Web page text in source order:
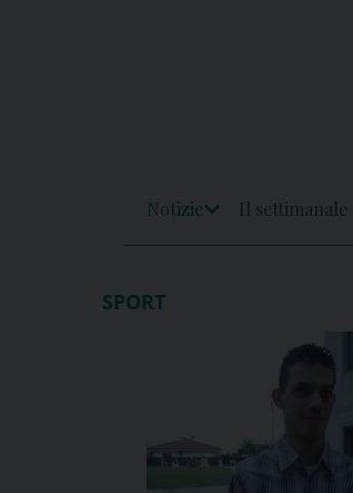
Notizie
Il settimanale
SPORT